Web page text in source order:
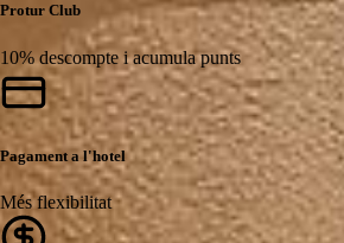
Protur Club
10% descompte i acumula punts
Pagament a l'hotel
Més flexibilitat